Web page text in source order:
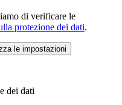
di verificare le
protezione dei dati.
le impostazioni
dei dati